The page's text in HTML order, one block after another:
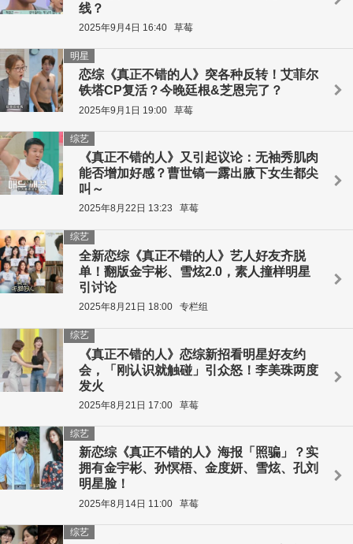
线？
2025年9月4日 16:40 草莓
恋综《真正不错的人》突各种反转！艾菲尔
铁塔CP复活？今晚廷根&芝恩完了？
明星
2025年9月1日 19:00 草莓
《真正不错的人》又引起议论：无袖秀肌肉
能否增加好感？曹世镐一露出腋下女生都尖
叫～
综艺
2025年8月22日 13:23 草莓
全新恋综《真正不错的人》艺人好友齐脱
单！翻版金宇彬、雪炫2.0，素人撞样明星
引讨论
综艺
2025年8月21日 18:00 专栏组
《真正不错的人》恋综新招看明星好友约
会，「刚认识就触碰」引众怒！李美珠两度
发火
综艺
2025年8月21日 17:00 草莓
新恋综《真正不错的人》海报「照骗」？实
拥有金宇彬、孙慏梧、金度妍、雪炫、孔刘
明星脸！
综艺
2025年8月14日 11:00 草莓
综艺